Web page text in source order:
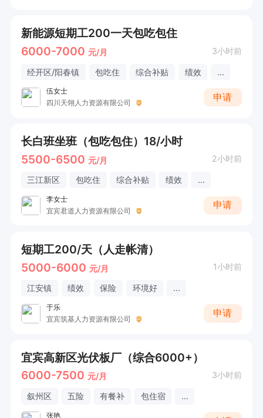
新能源短期工200一天包吃包住
6000-7000 元/月 3小时前
经开区/阳春镇 包吃住 综合补贴 绩效 ...
伍女士
四川天翎人力资源有限公司
申请
长白班坐班（包吃包住）18/小时
5500-6500 元/月 2小时前
三江新区 包吃住 综合补贴 绩效 ...
李女士
宜宾君道人力资源有限公司
申请
短期工200/天（人走帐清）
5000-6000 元/月 1小时前
江安镇 绩效 保险 环境好 ...
于乐
宜宾筑基人力资源有限公司
申请
宜宾高新区光伏板厂（综合6000+）
6000-7500 元/月 3小时前
叙州区 五险 有餐补 包住宿 ...
张艳